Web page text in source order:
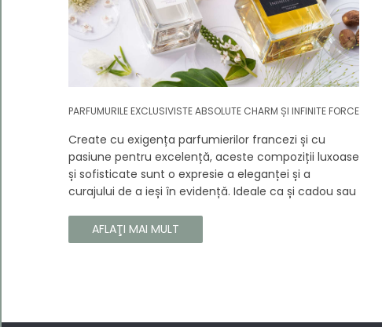
PARFUMURILE EXCLUSIVISTE ABSOLUTE CHARM ȘI INFINITE FORCE
Create cu exigența parfumierilor francezi și cu
pasiune pentru excelență, aceste compoziții luxoase
și sofisticate sunt o expresie a eleganței și a
curajului de a ieși în evidență. Ideale ca și cadou sau
parfumuri sunt dedicate celor care doresc să atragă
atenția și să emane un caracter unic și puternic.
AFLAŢI MAI MULT